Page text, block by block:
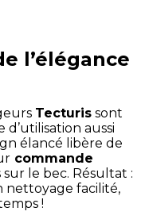
l’élégance
Tecturis sont
aussi
élancé libère de
commande
le bec. Résultat :
nettoyage facilité,
!